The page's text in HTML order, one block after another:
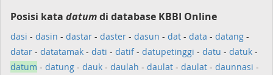
Posisi kata datumdi database KBBI Online
dasi - dasin - dastar - daster - dasun - dat - data - datang -
datar - datatamak - dati - datif- datupetinggi - datu - datuk -
datum - datung - dauk - daulah - daulat - daulat - daunnasi -